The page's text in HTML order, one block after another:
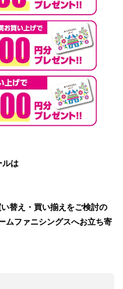
ルは
替え・買い揃えをご検討の
ムファニシングスへお立ち寄